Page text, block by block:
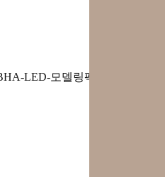
LED-모델링팩-마무리